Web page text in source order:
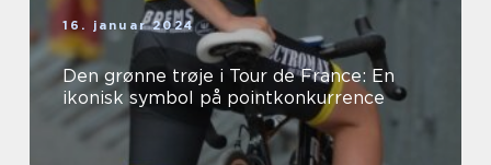
16. januar 2024
Den grønne trøje i Tour de France: En
ikonisk symbol på pointkonkurrence